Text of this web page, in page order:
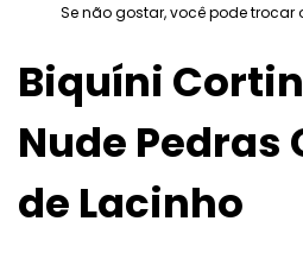
Se não gostar, você pode trocar
Biquíni
Nude Pedras
de Lacinho